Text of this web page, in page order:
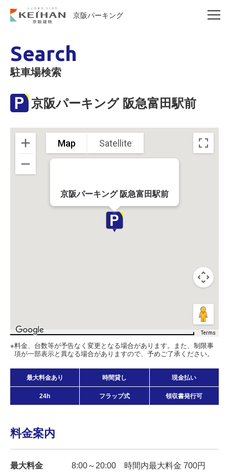
京阪パーキング
Search
駐車場検索
京阪パーキング 阪急富田駅前
京阪パーキング 阪急富田駅前
Map Satellite
Terms
料金、台数等が予告なく変更となる場合があります。また、制限事
項が一部表示と異なる場合がありますので、予めご了承ください。
最大料金あり 時間貸し 現金払い
24h フラップ式 領収書発行可
料金案内
最大料金
8:00～20:00 時間内最大料金 700円